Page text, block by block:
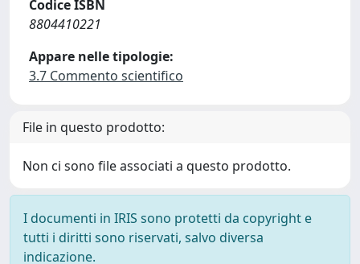
Codice ISBN
8804410221
Appare nelle tipologie:
3.7 Commento scientifico
File in questo prodotto:
Non ci sono file associati a questo prodotto.
I documenti in IRIS sono protetti da copyright e
tutti i diritti sono riservati, salvo diversa
indicazione.